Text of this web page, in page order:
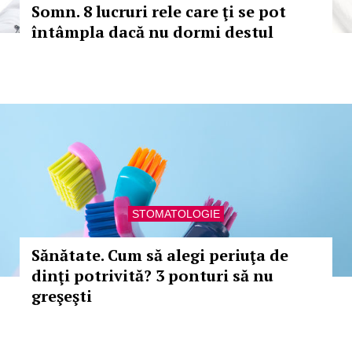
Somn. 8 lucruri rele care ţi se pot
întâmpla dacă nu dormi destul
STOMATOLOGIE
Sănătate. Cum să alegi periuţa de
dinţi potrivită? 3 ponturi să nu
greşeşti